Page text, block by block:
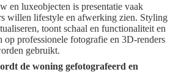
en luxeobjecten is presentatie vaak
willen lifestyle en afwerking zien. Styling
toont schaal en functionaliteit en
op professionele fotografie en 3D-renders
gebruikt.
de woning gefotografeerd en